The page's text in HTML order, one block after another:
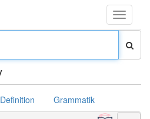
Toggle
Definition Grammatik